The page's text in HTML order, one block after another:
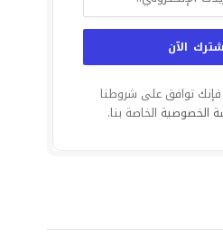
فإنك توافق على شروطنا
الخصوصية الخاصة بنا.